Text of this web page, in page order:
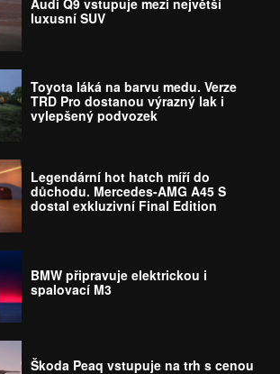
luxusní SUV
Toyota láká na barvu medu. Verze
TRD Pro dostanou výrazný lak i
vylepšený podvozek
Legendární hot hatch míří do
důchodu. Mercedes-AMG A45 S
dostal exkluzivní Final Edition
BMW připravuje elektrickou i
spalovací M3
Škoda Peaq vstupuje na trh s cenou